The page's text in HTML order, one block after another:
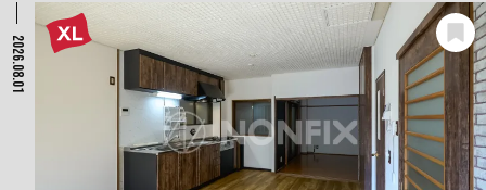
2026.08.01